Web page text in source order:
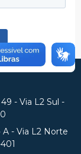
- Via L2 Sul -
- Via L2 Norte